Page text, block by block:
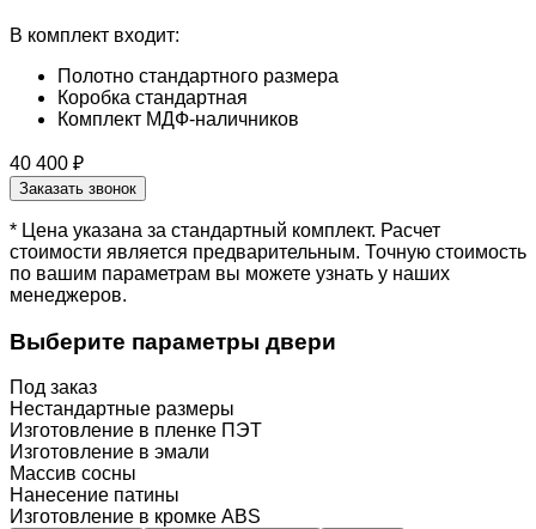
В комплект входит:
Полотно стандартного размера
Коробка стандартная
Комплект МДФ-наличников
40 400 ₽
Заказать звонок
* Цена указана за стандартный комплект. Расчет
стоимости является предварительным. Точную стоимость
по вашим параметрам вы можете узнать у наших
менеджеров.
Выберите параметры двери
Под заказ
Нестандартные размеры
Изготовление в пленке ПЭТ
Изготовление в эмали
Массив сосны
Нанесение патины
Изготовление в кромке ABS